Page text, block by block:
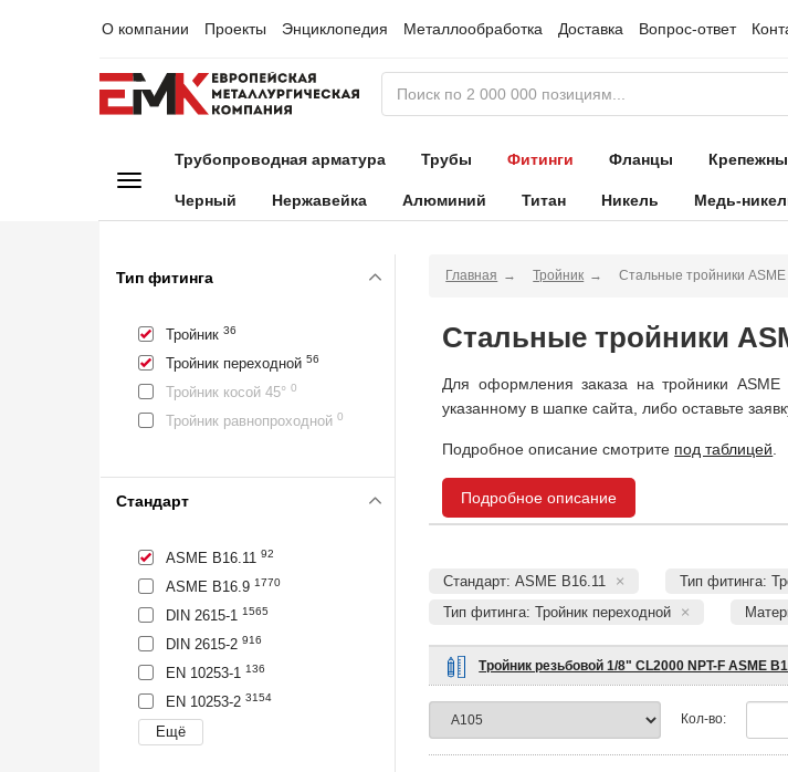
О компании Проекты Энциклопедия Металлообработка Доставка Вопрос-ответ
Трубопроводная арматура Трубы Фитинги Фланцы
Черный Нержавейка Алюминий Титан Никель Медь-
Тип фитинга
Тройник 36
Тройник переходной 56
Тройник косой 45° 0
Тройник равнопроходной 0
Стандарт
ASME B16.11 92
ASME B16.9 1770
DIN 2615-1 1565
DIN 2615-2 916
EN 10253-1 136
EN 10253-2 3154
Главная Тройник Стальные тройники ASME
Стальные тройники
Для оформления заказа на тройники ASME
указанному в шапке сайта, либо оставьте
Подробное описание смотрите под таблицей
Подробное описание
Стандарт: ASME B16.11
Тип фитинга:
Тип фитинга: Тройник переходной
Тройник резьбовой 1/8" CL2000 NPT-F ASME
Кол-во: